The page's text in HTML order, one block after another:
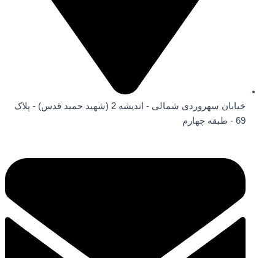
خیابان سهروردی شمالی - اندیشه 2 (شهید حمید قدس) - پلاک
69 - طبقه چهارم